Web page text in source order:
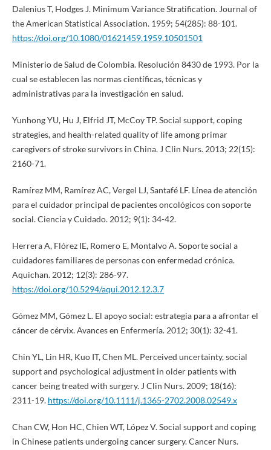
Dalenius T, Hodges J. Minimum Variance Stratification. Journal of
the American Statistical Association. 1959; 54(285): 88-101.
https://doi.org/10.1080/01621459.1959.10501501
Ministerio de Salud de Colombia. Resolución 8430 de 1993. Por la
cual se establecen las normas científicas, técnicas y
administrativas para la investigación en salud.
Yunhong YU, Hu J, Elfrid JT, McCoy TP. Social support, coping
strategies, and health-related quality of life among primar
caregivers of stroke survivors in China. J Clin Nurs. 2013; 22(15):
2160-71.
Ramírez MM, Ramírez AC, Vergel LJ, Santafé LF. Línea de atención
para el cuidador principal de pacientes oncológicos con soporte
social. Ciencia y Cuidado. 2012; 9(1): 34-42.
Herrera A, Flórez IE, Romero E, Montalvo A. Soporte social a
cuidadores familiares de personas con enfermedad crónica.
Aquichan. 2012; 12(3): 286-97.
https://doi.org/10.5294/aqui.2012.12.3.7
Gómez MM, Gómez L. El apoyo social: estrategia para a afrontar el
cáncer de cérvix. Avances en Enfermería. 2012; 30(1): 32-41.
Chin YL, Lin HR, Kuo IT, Chen ML. Perceived uncertainty, social
support and psychological adjustment in older patients with
cancer being treated with surgery. J Clin Nurs. 2009; 18(16):
2311-19. https://doi.org/10.1111/j.1365-2702.2008.02549.x
Chan CW, Hon HC, Chien WT, López V. Social support and coping
in Chinese patients undergoing cancer surgery. Cancer Nurs.